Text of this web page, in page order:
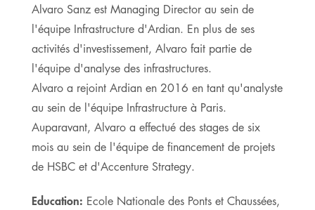
Alvaro Sanz est Managing Director au sein de
l'équipe Infrastructure d'Ardian. En plus de ses
activités d'investissement, Alvaro fait partie de
l'équipe d'analyse des infrastructures.
Alvaro a rejoint Ardian en 2016 en tant qu'analyste
au sein de l'équipe Infrastructure à Paris.
Auparavant, Alvaro a effectué des stages de six
mois au sein de l'équipe de financement de projets
de HSBC et d'Accenture Strategy.
Education: Ecole Nationale des Ponts et Chaussées,